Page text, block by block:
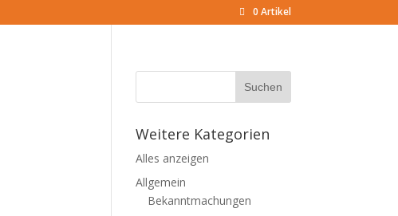
0 Artikel
Weitere Kategorien
Alles anzeigen
Allgemein
Bekanntmachungen